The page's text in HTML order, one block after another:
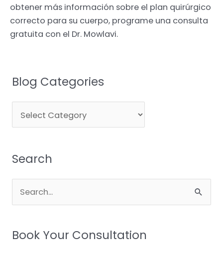
obtener más información sobre el plan quirúrgico
correcto para su cuerpo, programe una consulta
gratuita con el Dr. Mowlavi.
Blog Categories
Categories
Search
for:
Book Your Consultation